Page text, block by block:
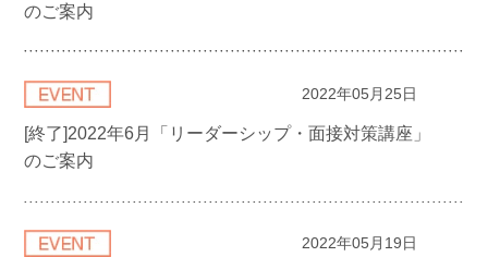
のご案内
2022年05月25日
[終了]2022年6月「リーダーシップ・面接対策講座」
のご案内
2022年05月19日